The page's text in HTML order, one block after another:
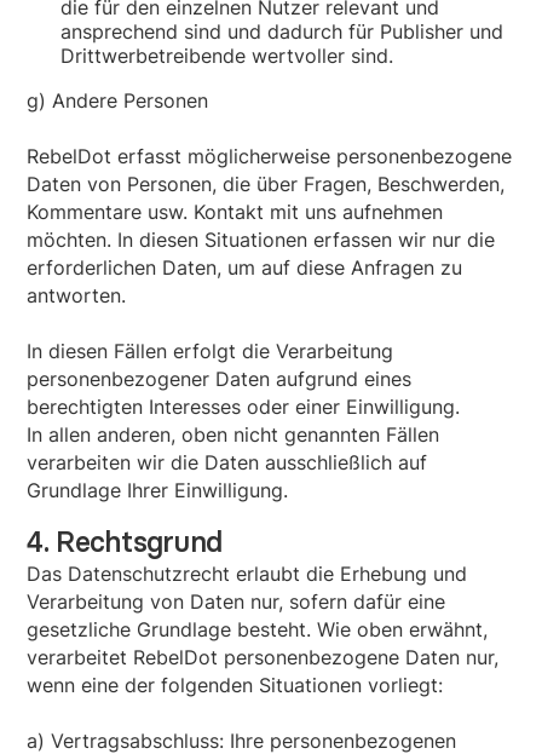
die für den einzelnen Nutzer relevant und
ansprechend sind und dadurch für Publisher und
Drittwerbetreibende wertvoller sind.
g) Andere Personen
RebelDot erfasst möglicherweise personenbezogene
Daten von Personen, die über Fragen, Beschwerden,
Kommentare usw. Kontakt mit uns aufnehmen
möchten. In diesen Situationen erfassen wir nur die
erforderlichen Daten, um auf diese Anfragen zu
antworten.
In diesen Fällen erfolgt die Verarbeitung
personenbezogener Daten aufgrund eines
berechtigten Interesses oder einer Einwilligung.
In allen anderen, oben nicht genannten Fällen
verarbeiten wir die Daten ausschließlich auf
Grundlage Ihrer Einwilligung.
4. Rechtsgrund
Das Datenschutzrecht erlaubt die Erhebung und
Verarbeitung von Daten nur, sofern dafür eine
gesetzliche Grundlage besteht. Wie oben erwähnt,
verarbeitet RebelDot personenbezogene Daten nur,
wenn eine der folgenden Situationen vorliegt:
a) Vertragsabschluss: Ihre personenbezogenen